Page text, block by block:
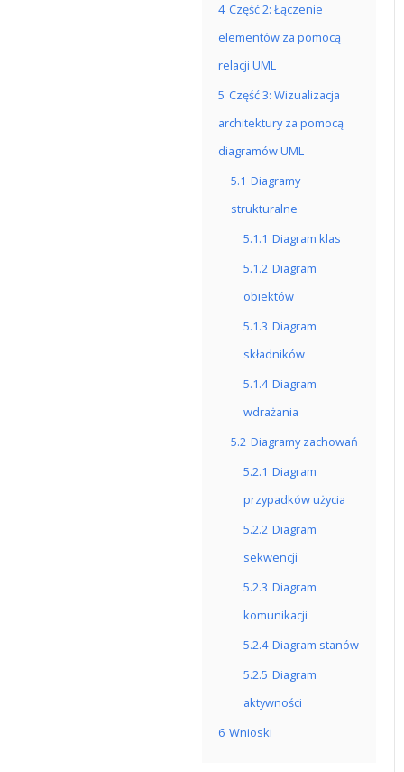
4 Część 2: Łączenie
elementów za pomocą
relacji UML
5 Część 3: Wizualizacja
architektury za pomocą
diagramów UML
5.1 Diagramy
strukturalne
5.1.1 Diagram klas
5.1.2 Diagram
obiektów
5.1.3 Diagram
składników
5.1.4 Diagram
wdrażania
5.2 Diagramy zachowań
5.2.1 Diagram
przypadków użycia
5.2.2 Diagram
sekwencji
5.2.3 Diagram
komunikacji
5.2.4 Diagram stanów
5.2.5 Diagram
aktywności
6 Wnioski